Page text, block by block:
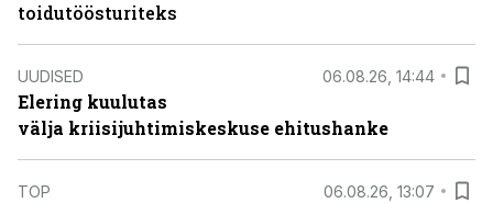
toidutöösturiteks
UUDISED 06.08.26, 14:44
Elering kuulutas
välja kriisijuhtimiskeskuse ehitushanke
TOP 06.08.26, 13:07